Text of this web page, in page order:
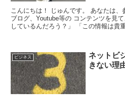
こんにちは！ じゅんです。 あなたは
ブログ、Youtube等の コンテンツを見
しているんだろう？」 「この情報は貴
ビジネス
ネットビ
きない理